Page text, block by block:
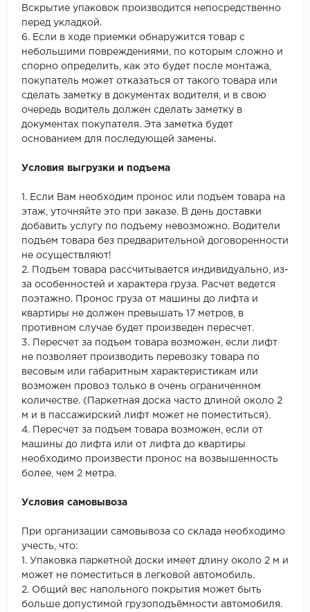
Вскрытие упаковок производится непосредственно
перед укладкой.
6. Если в ходе приемки обнаружится товар с
небольшими повреждениями, по которым сложно и
спорно определить, как это будет после монтажа,
покупатель может отказаться от такого товара или
сделать заметку в документах водителя, и в свою
очередь водитель должен сделать заметку в
документах покупателя. Эта заметка будет
основанием для последующей замены.
Условия выгрузки и подъема
1. Если Вам необходим пронос или подъем товара на
этаж, уточняйте это при заказе. В день доставки
добавить услугу по подъему невозможно. Водители
подъем товара без предварительной договоренности
не осуществляют!
2. Подъем товара рассчитывается индивидуально, из-
за особенностей и характера груза. Расчет ведется
поэтажно. Пронос груза от машины до лифта и
квартиры не должен превышать 17 метров, в
противном случае будет произведен пересчет.
3. Пересчет за подъем товара возможен, если лифт
не позволяет производить перевозку товара по
весовым или габаритным характеристикам или
возможен провоз только в очень ограниченном
количестве. (Паркетная доска часто длиной около 2
м и в пассажирский лифт может не поместиться).
4. Пересчет за подъем товара возможен, если от
машины до лифта или от лифта до квартиры
необходимо произвести пронос на возвышенность
более, чем 2 метра.
Условия самовывоза
При организации самовывоза со склада необходимо
учесть, что:
1. Упаковка паркетной доски имеет длину около 2 м и
может не поместиться в легковой автомобиль.
2. Общий вес напольного покрытия может быть
больше допустимой грузоподъёмности автомобиля.